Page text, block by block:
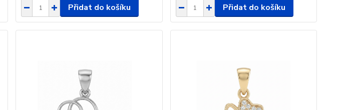
Přidat do košíku Přidat do košíku